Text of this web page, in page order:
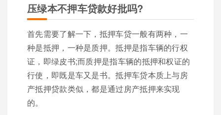
压绿本不押车贷款好批吗?
首先需要了解一下，抵押车贷一般有两种，一
种是抵押，一种是质押。抵押是指车辆的行权
证，即绿皮书;而质押是指车辆的抵押和权证的
行使，即既是车又是书。抵押车贷本质上与房
产抵押贷款类似，都是通过房产抵押来实现
的。